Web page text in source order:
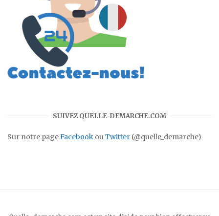
SUIVEZ QUELLE-DEMARCHE.COM
Sur notre pageFacebook ouTwitter (@quelle_demarche)